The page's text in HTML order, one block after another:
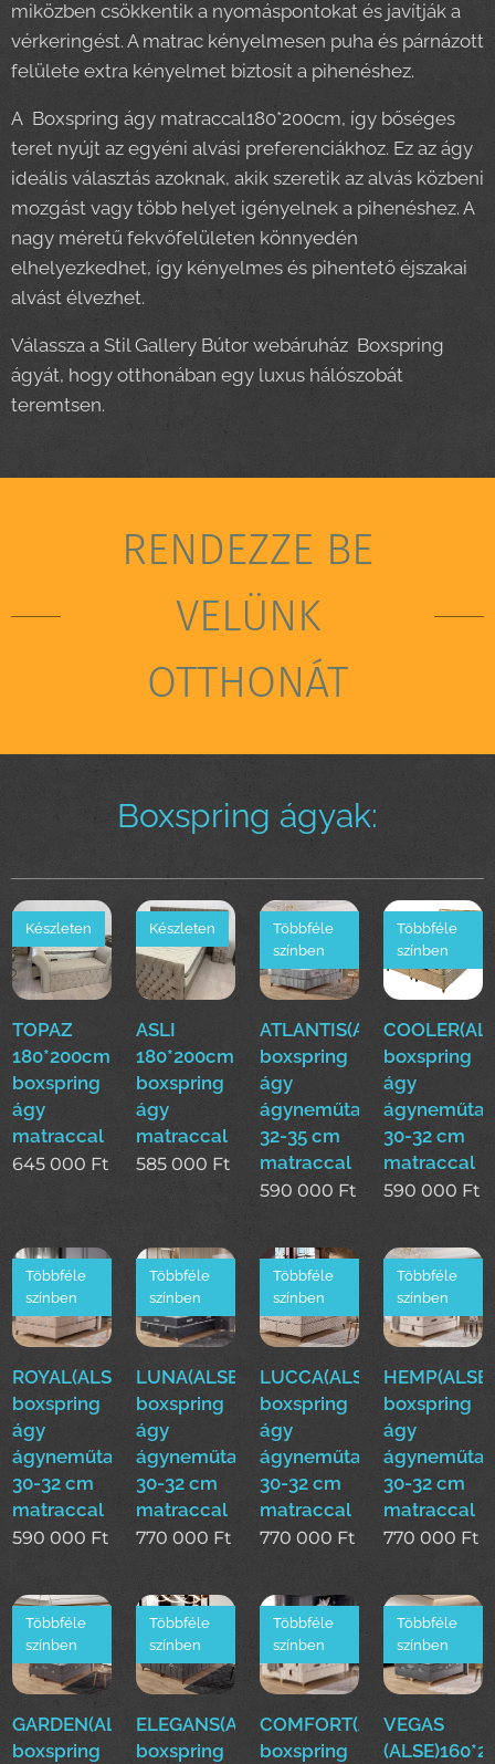
miközben csökkentik a nyomáspontokat és javítják a
vérkeringést. A matrac kényelmesen puha és párnázott
felülete extra kényelmet biztosít a pihenéshez.
A Boxspring ágy matraccal180*200cm, így bőséges
teret nyújt az egyéni alvási preferenciákhoz. Ez az ágy
ideális választás azoknak, akik szeretik az alvás közbeni
mozgást vagy több helyet igényelnek a pihenéshez. A
nagy méretű fekvőfelületen könnyedén
elhelyezkedhet, így kényelmes és pihentető éjszakai
alvást élvezhet.
Válassza a Stil Gallery Bútor webáruház Boxspring
ágyát, hogy otthonában egy luxus hálószobát
teremtsen.
RENDEZZE BE
VELÜNK
OTTHONÁT
Boxspring ágyak:
TOPAZ
180*200cm
boxspring
ágy
matraccal
Készleten
645 000 Ft
ASLI
180*200cm
boxspring
ágy
matraccal
Készleten
585 000 Ft
ATLANTIS(ALS)160*200cm
boxspring
ágy
ágyneműtartóval
32-35 cm
matraccal
Többféle
színben
590 000 Ft
boxspring
ágy
30-32 cm
matraccal
Többféle
színben
590 000 Ft
ROYAL(ALS)160*200cm
boxspring
ágy
ágyneműtartóval
30-32 cm
matraccal
Többféle
színben
590 000 Ft
LUNA(ALSE)160*200cm
boxspring
ágy
ágyneműtartóval
30-32 cm
matraccal
Többféle
színben
770 000 Ft
LUCCA(ALSE)160*200cm
boxspring
ágy
ágyneműtartóval
30-32 cm
matraccal
Többféle
színben
770 000 Ft
boxspring
ágy
30-32 cm
matraccal
Többféle
színben
770 000 Ft
GARDEN(ALSE)160*200cm
boxspring
Többféle
színben
ELEGANS(ALSE)160*200cm
boxspring
Többféle
színben
boxspring
Többféle
színben
VEGAS
Többféle
színben